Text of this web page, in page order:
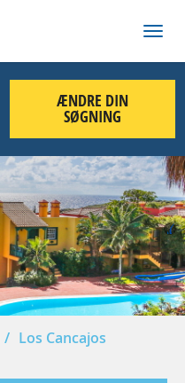
ÆNDRE DIN
SØGNING
Los Cancajos